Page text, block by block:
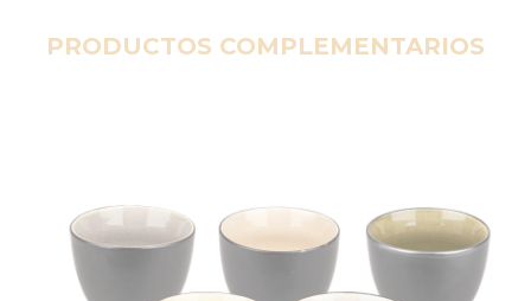
PRODUCTOS COMPLEMENTARIOS